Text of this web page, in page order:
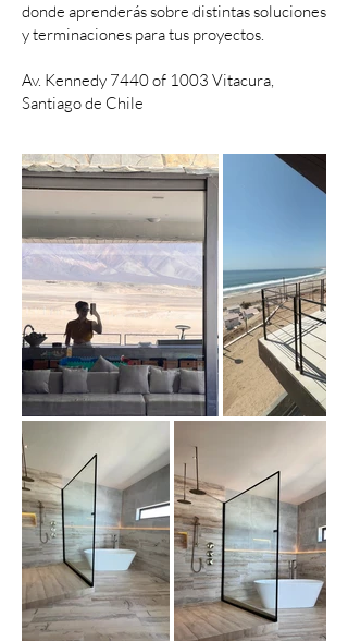
donde aprenderás sobre distintas soluciones
y terminaciones para tus proyectos.
Av. Kennedy 7440 of 1003 Vitacura,
Santiago de Chile